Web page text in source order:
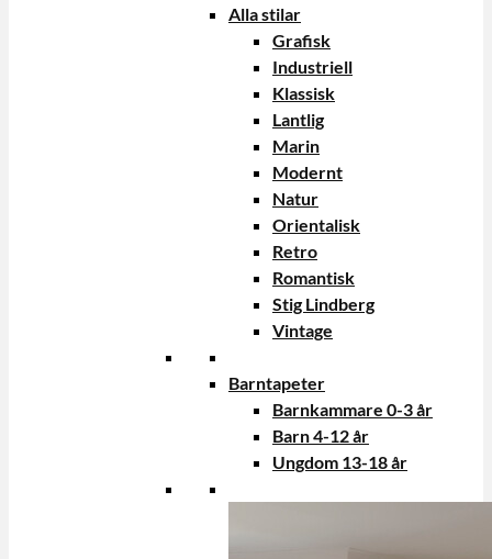
Alla stilar
Grafisk
Industriell
Klassisk
Lantlig
Marin
Modernt
Natur
Orientalisk
Retro
Romantisk
Stig Lindberg
Vintage
Barntapeter
Barnkammare 0-3 år
Barn 4-12 år
Ungdom 13-18 år